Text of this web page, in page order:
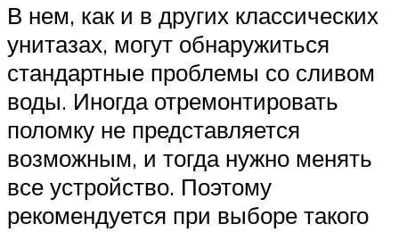
В нем, как и в других классических
унитазах, могут обнаружиться
стандартные проблемы со сливом
воды. Иногда отремонтировать
поломку не представляется
возможным, и тогда нужно менять
все устройство. Поэтому
рекомендуется при выборе такого